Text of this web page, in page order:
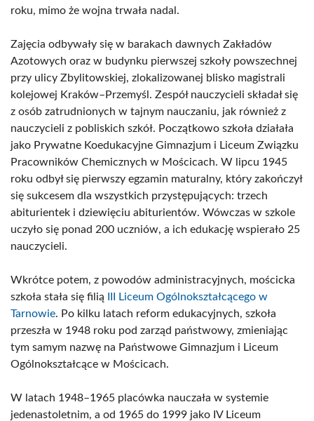
roku, mimo że wojna trwała nadal.
Zajęcia odbywały się w barakach dawnych Zakładów
Azotowych oraz w budynku pierwszej szkoły powszechnej
przy ulicy Zbylitowskiej, zlokalizowanej blisko magistrali
kolejowej Kraków–Przemyśl. Zespół nauczycieli składał się
z osób zatrudnionych w tajnym nauczaniu, jak również z
nauczycieli z pobliskich szkół. Początkowo szkoła działała
jako Prywatne Koedukacyjne Gimnazjum i Liceum Związku
Pracowników Chemicznych w Mościcach. W lipcu 1945
roku odbył się pierwszy egzamin maturalny, który zakończył
się sukcesem dla wszystkich przystępujących: trzech
abiturientek i dziewięciu abiturientów. Wówczas w szkole
uczyło się ponad 200 uczniów, a ich edukację wspierało 25
nauczycieli.
Wkrótce potem, z powodów administracyjnych, mościcka
szkoła stała się filią
III Liceum Ogólnokształcącego w
Tarnowie. Po kilku latach reform edukacyjnych, szkoła
przeszła w 1948 roku pod zarząd państwowy, zmieniając
tym samym nazwę na Państwowe Gimnazjum i Liceum
Ogólnokształcące w Mościcach.
W latach 1948–1965 placówka nauczała w systemie
jedenastoletnim, a od 1965 do 1999 jako IV Liceum